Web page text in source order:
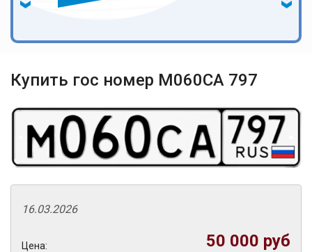
Купить гос номер М060СА 797
16.03.2026
Цена: 50 000 руб